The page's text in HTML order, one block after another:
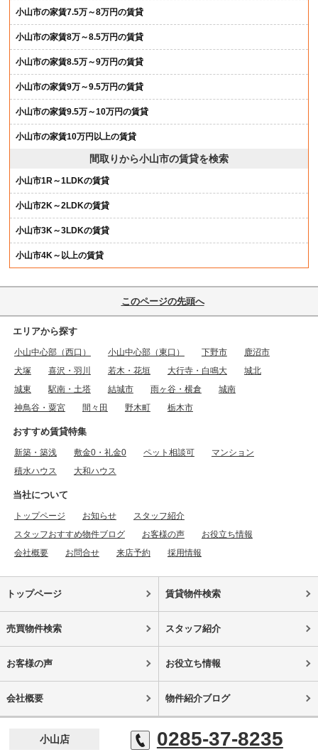
小山市の家賃7.5万～8万円の賃貸
小山市の家賃8万～8.5万円の賃貸
小山市の家賃8.5万～9万円の賃貸
小山市の家賃9万～9.5万円の賃貸
小山市の家賃9.5万～10万円の賃貸
小山市の家賃10万円以上の賃貸
間取りから小山市の賃貸を検索
小山市1R～1LDKの賃貸
小山市2K～2LDKの賃貸
小山市3K～3LDKの賃貸
小山市4K～以上の賃貸
このページの先頭へ
エリアから探す
小山中心部（西口） 小山中心部（東口） 下野市
鹿沼市
犬塚
喜沢・羽川 若木・花垣 大行寺・白鳴大
城北
城東
駅南・土塔 結城市 雨ヶ谷・横倉
城南
神鳥谷・粟宮
間々田 野木町 栃木市
おすすめ賃貸特集
新築・築浅 敷金0・礼金0 ペット相談可
マンション
積水ハウス
大和ハウス
当社について
トップページ お知らせ
スタッフ紹介
スタッフおすすめ物件ブログ
お客様の声
お役立ち情報
会社概要
お問合せ 来店予約 採用情報
トップページ 賃貸物件検索
売買物件検索 スタッフ紹介
お客様の声 お役立ち情報
会社概要 物件紹介ブログ
小山店 0285-37-8235